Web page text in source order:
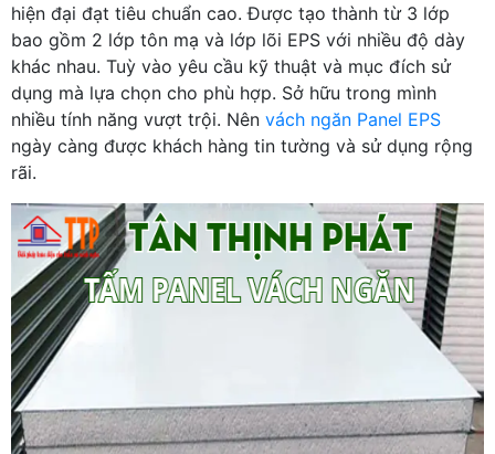
hiện đại đạt tiêu chuẩn cao. Được tạo thành từ 3 lớp
bao gồm 2 lớp tôn mạ và lớp lõi EPS với nhiều độ dày
khác nhau. Tuỳ vào yêu cầu kỹ thuật và mục đích sử
dụng mà lựa chọn cho phù hợp. Sở hữu trong mình
nhiều tính năng vượt trội. Nên vách ngăn Panel EPS
ngày càng được khách hàng tin tường và sử dụng rộng
rãi.